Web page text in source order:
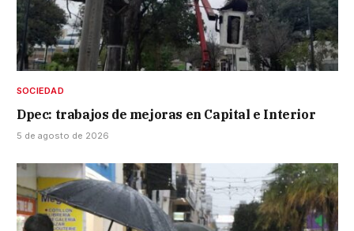
SOCIEDAD
Dpec: trabajos de mejoras en Capital e Interior
5 de agosto de 2026